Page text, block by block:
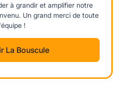
à grandir et amplifier notre
Un grand merci de toute
!
La Bouscule